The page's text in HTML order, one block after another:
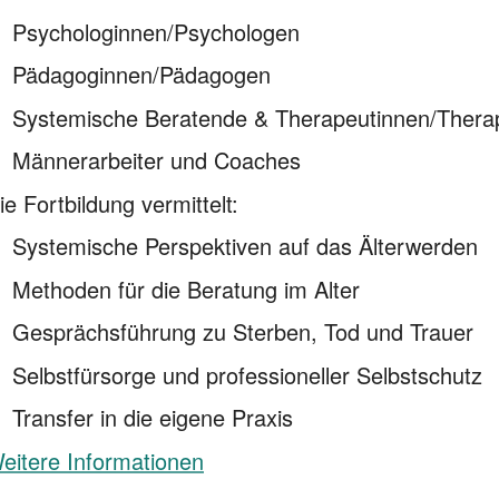
Psychologinnen/Psychologen
Pädagoginnen/Pädagogen
Systemische Beratende & Therapeutinnen/
Männerarbeiter und Coaches
Fortbildung vermittelt:
Systemische Perspektiven auf das Älterwerden
Methoden für die Beratung im Alter
Gesprächsführung zu Sterben, Tod und Trauer
Selbstfürsorge und professioneller Selbstschutz
Transfer in die eigene Praxis
Informationen